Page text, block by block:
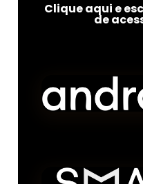
Clique aqui e
de